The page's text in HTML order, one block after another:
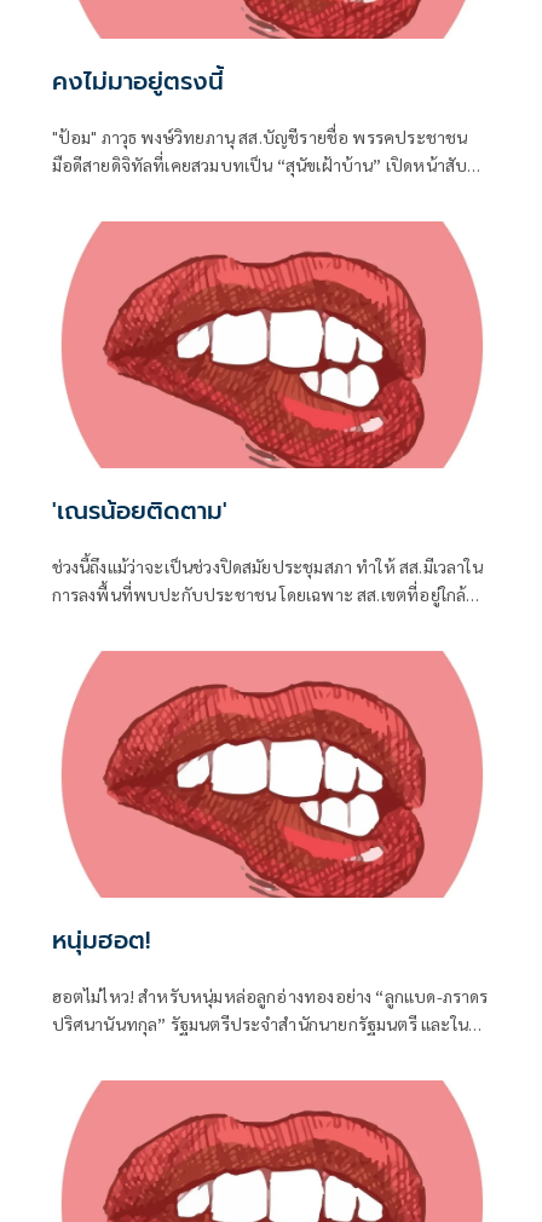
คงไม่มาอยู่ตรงนี้
"ป้อม" ภาวุธ พงษ์วิทยภานุ สส.บัญชีรายชื่อ พรรคประชาชน
มือดีสายดิจิทัลที่เคยสวมบทเป็น “สุนัขเฝ้าบ้าน” เปิดหน้าสับ
กระทรวงดิจิทัลเพื่อเศรษฐกิจและสังคม (ดีอี)
'เณรน้อยติดตาม'
ช่วงนี้ถึงแม้ว่าจะเป็นช่วงปิดสมัยประชุมสภา ทำให้ สส.มีเวลาใน
การลงพื้นที่พบปะกับประชาชน โดยเฉพาะ สส.เขตที่อยู่ใกล้ชิด
ปัญหาในเขต
หนุ่มฮอต!
ฮอตไม่ไหว! สำหรับหนุ่มหล่อลูกอ่างทองอย่าง “ลูกแบด-ภราดร
ปริศนานันทกุล” รัฐมนตรีประจำสำนักนายกรัฐมนตรี และใน
รอบวันคล้ายวันเกิด 77 ปี ของนายประภัตร โพธสุธน
สส.สุพรรณบุรี จากค่ายเดียวกันที่จังหวัดสุพรรณบุรี เมื่อวันที่ 1
สิงหาคมที่ผ่านมา